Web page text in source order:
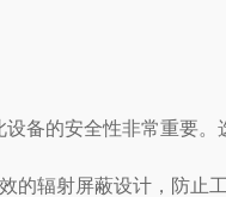
的安全性非常重要。
辐射屏蔽设计，防止工